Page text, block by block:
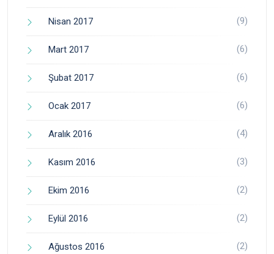
Nisan 2017 (9)
Mart 2017 (6)
Şubat 2017 (6)
Ocak 2017 (6)
Aralık 2016 (4)
Kasım 2016 (3)
Ekim 2016 (2)
Eylül 2016 (2)
Ağustos 2016 (2)